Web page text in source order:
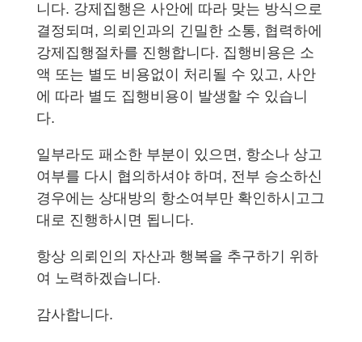
니다. 강제집행은 사안에 따라 맞는 방식으로
결정되며, 의뢰인과의 긴밀한 소통, 협력하에
강제집행절차를 진행합니다. 집행비용은 소
액 또는 별도 비용없이 처리될 수 있고, 사안
에 따라 별도 집행비용이 발생할 수 있습니
다.
일부라도 패소한 부분이 있으면, 항소나 상고
여부를 다시 협의하셔야 하며, 전부 승소하신
경우에는 상대방의 항소여부만 확인하시고그
대로 진행하시면 됩니다.
항상 의뢰인의 자산과 행복을 추구하기 위하
여 노력하겠습니다.
감사합니다.